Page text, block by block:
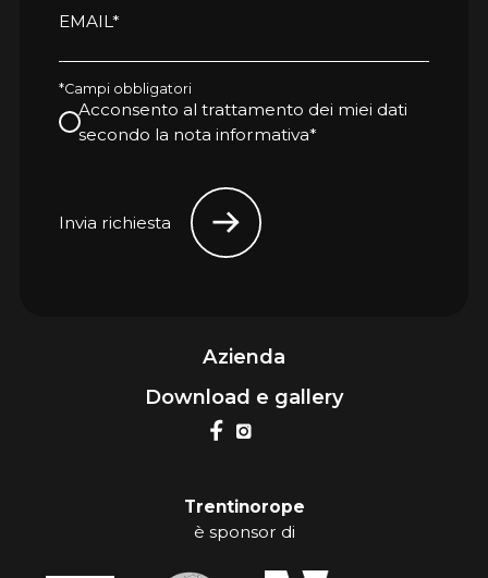
EMAIL*
*Campi obbligatori
Acconsento al trattamento dei miei dati
secondo la nota informativa*
Invia richiesta
Trentinorope
è sponsor di
Azienda
Download e gallery